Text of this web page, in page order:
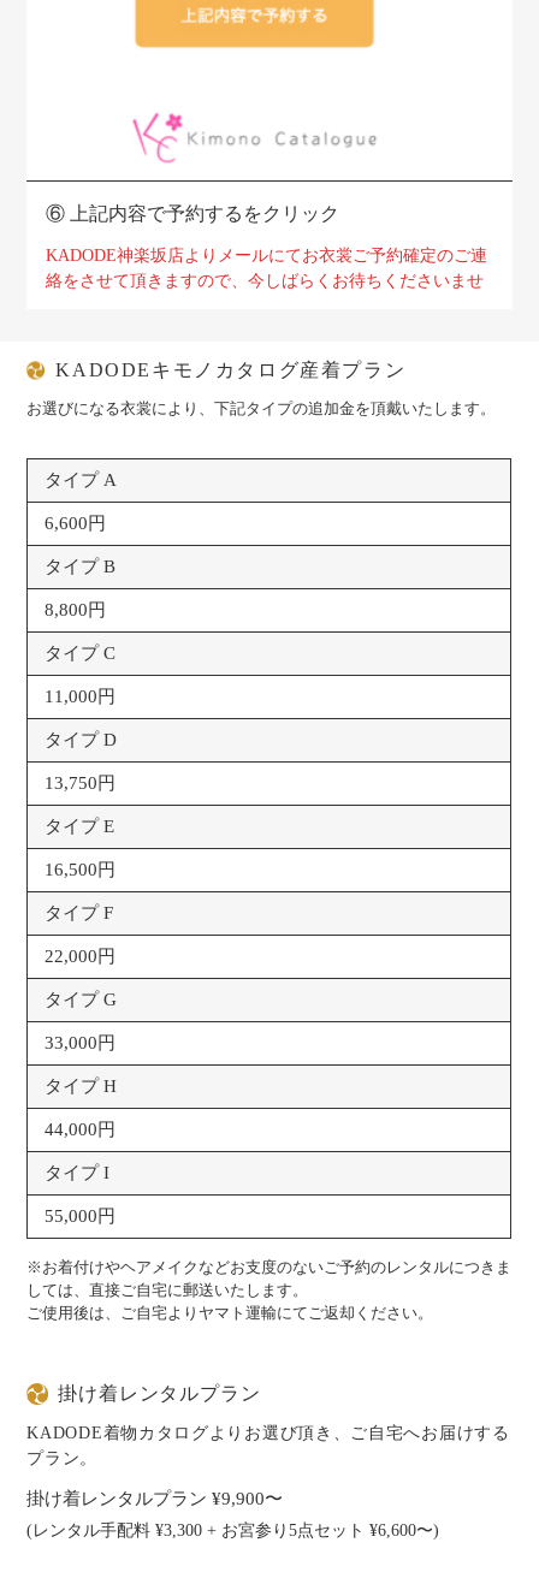
⑥ 上記内容で予約するをクリック
KADODE神楽坂店よりメールにてお衣裳ご予約確定のご連
絡をさせて頂きますので、今しばらくお待ちくださいませ
KADODEキモノカタログ産着プラン
お選びになる衣裳により、下記タイプの追加金を頂戴いたします。
タイプ A
6,600円
タイプ B
8,800円
タイプ C
11,000円
タイプ D
13,750円
タイプ E
16,500円
タイプ F
22,000円
タイプ G
33,000円
タイプ H
44,000円
タイプ I
55,000円
※お着付けやヘアメイクなどお支度のないご予約のレンタルにつきま
しては、直接ご自宅に郵送いたします。
ご使用後は、ご自宅よりヤマト運輸にてご返却ください。
掛け着レンタルプラン
KADODE着物カタログよりお選び頂き、ご自宅へお届けする
プラン。
掛け着レンタルプラン ¥9,900〜
(レンタル手配料 ¥3,300 + お宮参り5点セット ¥6,600〜)